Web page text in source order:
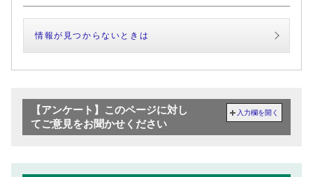
情報が見つからないときは
【アンケート】このページに対し
てご意見をお聞かせください
入力欄を開く